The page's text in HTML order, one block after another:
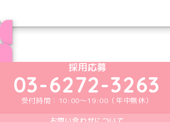
めいどりーみんTikTok公
めいどりーみんX公
めいどりーみ
めいどり
め
採用応募
03-6272-3263
受付時間：10:00～19:00（年中無休）